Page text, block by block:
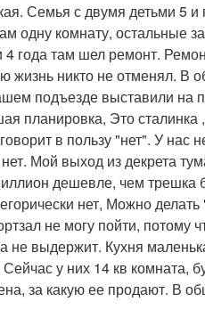
Семья с двумя детьми 5
одну комнату, остальные
4 года там шел ремонт.
никто не отменял. В
подъезде выставили
планировка, Это
в пользу "нет". У нас
нет. Мой выход из декрета
дешевле, чем трешка
нет, Можно
не могу пойти, потому
не выдержит. Кухня
у них 14 кв комната,
за какую ее продают. В